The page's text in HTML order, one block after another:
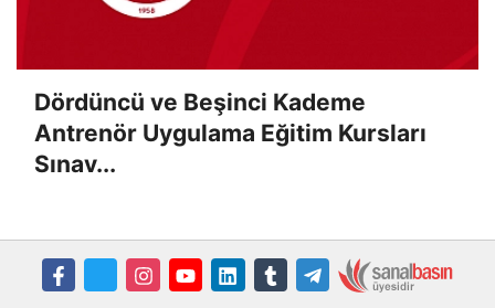
Dördüncü ve Beşinci Kademe
Antrenör Uygulama Eğitim Kursları
Sınav...